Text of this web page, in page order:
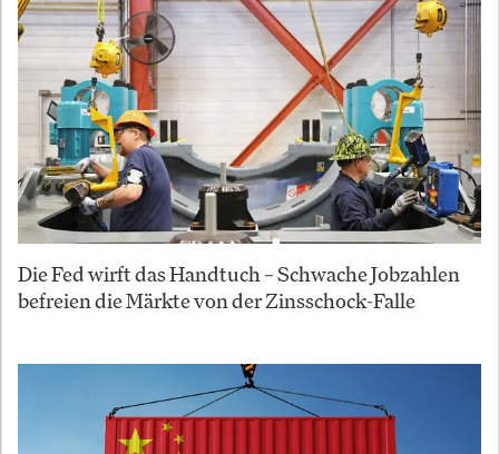
Die Fed wirft das Handtuch – Schwache Jobzahlen
befreien die Märkte von der Zinsschock-Falle